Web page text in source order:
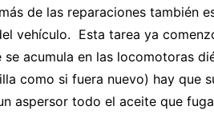
de las reparaciones también
vehículo. Esta tarea ya
acumula en las locomotoras
como si fuera nuevo) hay que
aspersor todo el aceite que